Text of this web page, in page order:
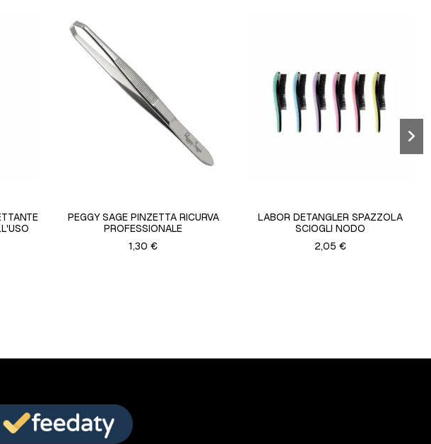
PEGGY SAGE PINZETTA RICURVA
PROFESSIONALE
1,30 €
LABOR DETANGLER SPAZZOLA
SCIOGLI NODO
2,05 €